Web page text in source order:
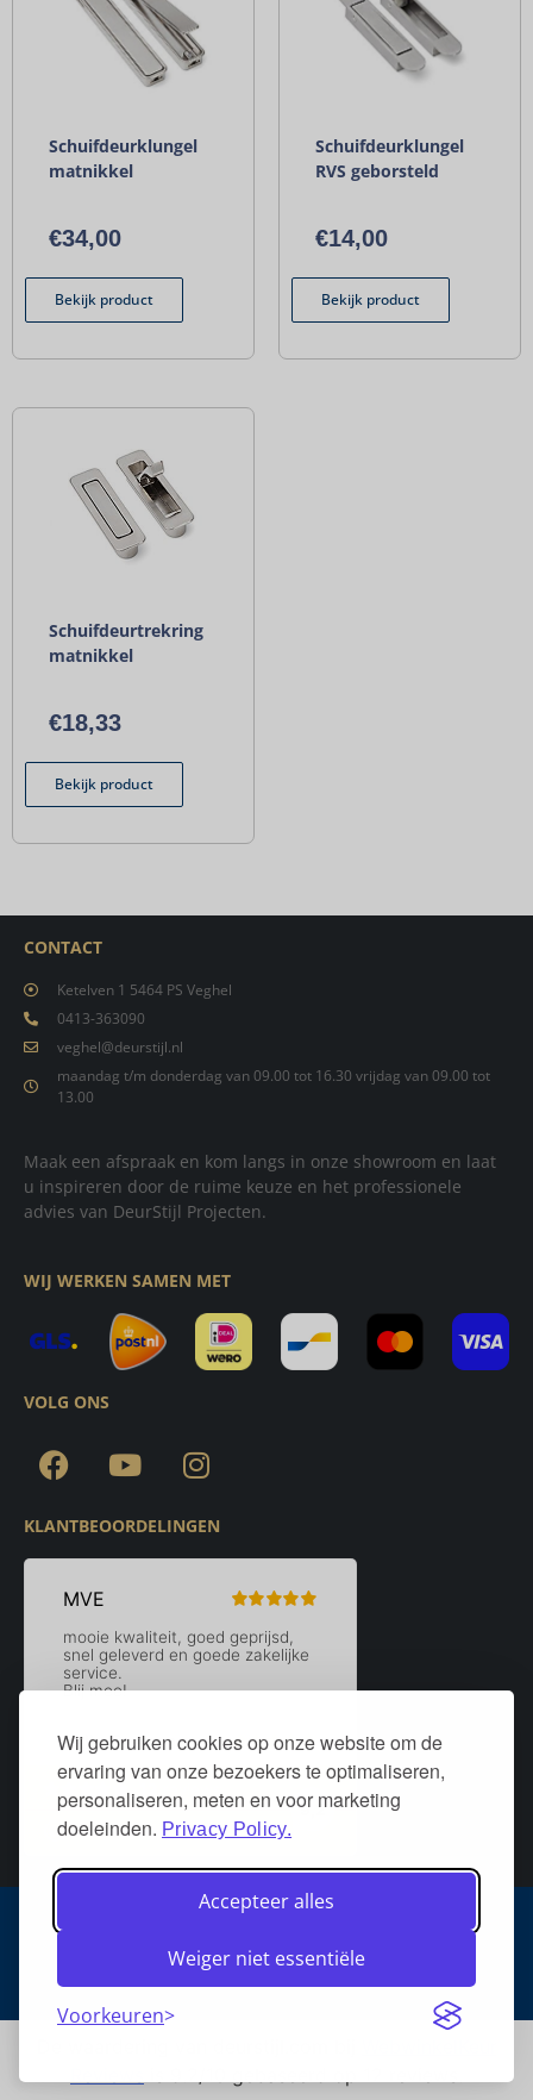
Wij gebruiken cookies op onze website om de
ervaring van onze bezoekers te optimaliseren,
personaliseren, meten en voor marketing
doeleinden. Privacy Policy.
Accepteer alles
Weiger niet essentiële
Voorkeuren
Schuifdeurklungel
matnikkel
€34,00
Bekijk product
Schuifdeurklungel
RVS geborsteld
€14,00
Bekijk product
Schuifdeurtrekring
matnikkel
€18,33
Bekijk product
CONTACT
Ketelven 1 5464 PS Veghel
0413-363090
veghel@deurstijl.nl
maandag t/m donderdag van 09.00 tot 16.30 vrijdag van 09.00 tot
13.00
Maak een afspraak en kom langs in onze showroom en laat
u inspireren door de ruime keuze en het professionele
advies van DeurStijl Projecten.
WIJ WERKEN SAMEN MET
VOLG ONS
KLANTBEOORDELINGEN
Algemene voorwaarden Over DeurStijl Projecten